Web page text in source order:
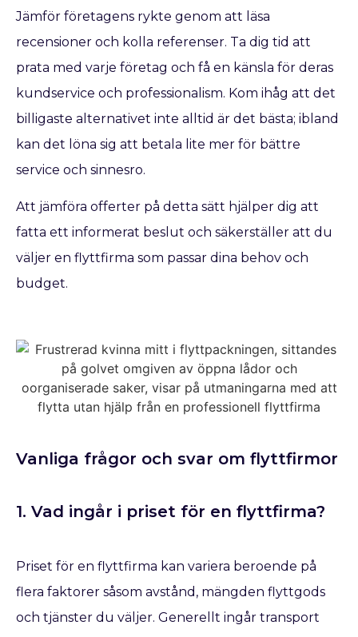
Jämför företagens rykte genom att läsa
recensioner och kolla referenser. Ta dig tid att
prata med varje företag och få en känsla för deras
kundservice och professionalism. Kom ihåg att det
billigaste alternativet inte alltid är det bästa; ibland
kan det löna sig att betala lite mer för bättre
service och sinnesro.
Att jämföra offerter på detta sätt hjälper dig att
fatta ett informerat beslut och säkerställer att du
väljer en flyttfirma som passar dina behov och
budget.
Vanliga frågor och svar om flyttfirmor
1. Vad ingår i priset för en flyttfirma?
Priset för en flyttfirma kan variera beroende på
flera faktorer såsom avstånd, mängden flyttgods
och tjänster du väljer. Generellt ingår transport